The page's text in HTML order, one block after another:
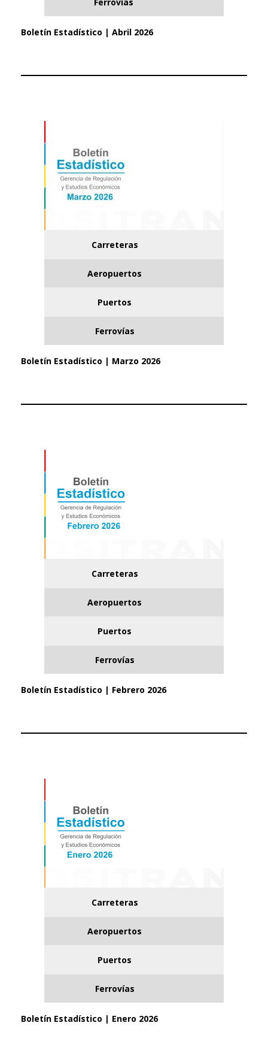
Boletín Estadístico | Abril 2026
Carreteras
Aeropuertos
Puertos
Ferrovías
Boletín Estadístico | Marzo 2026
Carreteras
Aeropuertos
Puertos
Ferrovías
Boletín Estadístico | Febrero 2026
Carreteras
Aeropuertos
Puertos
Ferrovías
Boletín Estadístico | Enero 2026